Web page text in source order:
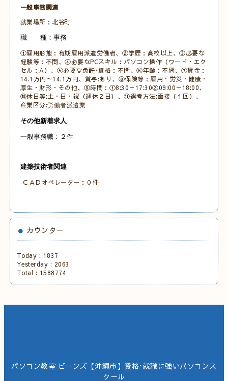
一般事務関連
就業場所：北谷町
職 種：事務
①雇用形態：有期雇用派遣労働者、②学歴：高校以上、③必要な
経験等：不問、④必要なPCスキル：パソコン操作（ワード・エク
セル：A）、⑤必要な免許･資格：不問、⑥年齢：不問、⑦賃金：
14.1万円～14.1万円、賞与:あり、⑧保険等：雇用・労災・健康・
厚生・財形・その他、⑨時間：①8:30～17:30②09:00～18:00、
⑩休日等:土・日・祝（週休２日）、⑪選考方法:面接（１回）、
産業区分:労働者派遣業
その他新着求人
一般事務職：２件
建築技術者関連
ＣＡＤオペレーター：０件
カウンター
Today : 1837
Yesterday : 2063
Total : 1588774
パソコン教室 ビーンズ【沖縄市】資格･就職に強いパソコンス
クール